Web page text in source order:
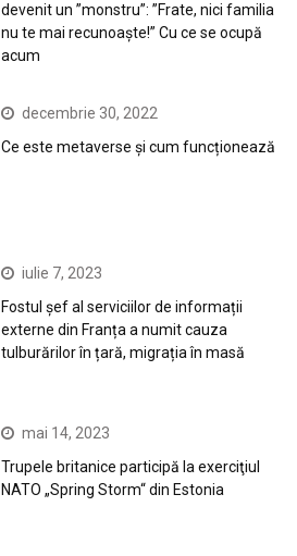
devenit un ”monstru”: ”Frate, nici familia
nu te mai recunoaște!” Cu ce se ocupă
acum
decembrie 30, 2022
Ce este metaverse și cum funcționează
iulie 7, 2023
Fostul șef al serviciilor de informații
externe din Franța a numit cauza
tulburărilor în țară, migrația în masă
mai 14, 2023
Trupele britanice participă la exerciţiul
NATO „Spring Storm“ din Estonia